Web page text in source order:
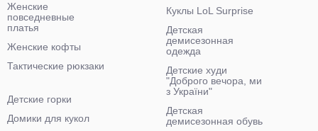
Женские
повседневные
платья
Женские кофты
Тактические рюкзаки
Куклы LoL Surprise
Детская
демисезонная
одежда
Детские худи
"Доброго вечора, ми
з України"
Детская
демисезонная обувь
Детские горки
Домики для кукол